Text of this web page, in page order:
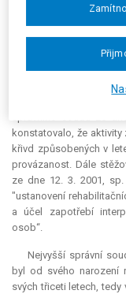
zákona č. 119/1990
nařízení vlády č. 165/
posuzovaném případě
přiznala příplatek k
výkonná pak váže
konstatovalo, že
křivd způsobených v
provázanost. Dále
ze dne 12. 3. 2001,
"ustanovení
a účel zapotřebí
osob“.
Nejvyšší správní
byl od svého narození
svých třiceti letech,